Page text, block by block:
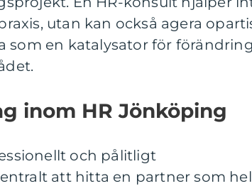
utan kan också agera
som en katalysator för förändring
inom HR Jönköping
och pålitligt
att hitta en partner som